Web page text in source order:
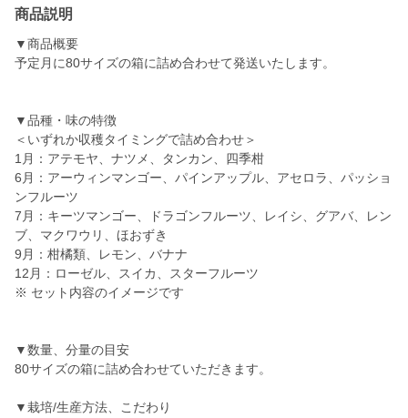
商品説明
▼商品概要
予定月に80サイズの箱に詰め合わせて発送いたします。
▼品種・味の特徴
＜いずれか収穫タイミングで詰め合わせ＞
1月：アテモヤ、ナツメ、タンカン、四季柑
6月：アーウィンマンゴー、パインアップル、アセロラ、パッショ
ンフルーツ
7月：キーツマンゴー、ドラゴンフルーツ、レイシ、グアバ、レン
ブ、マクワウリ、ほおずき
9月：柑橘類、レモン、バナナ
12月：ローゼル、スイカ、スターフルーツ
※ セット内容のイメージです
▼数量、分量の目安
80サイズの箱に詰め合わせていただきます。
▼栽培/生産方法、こだわり